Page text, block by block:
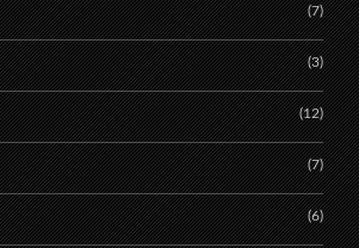
(7)
(3)
(12)
(7)
(6)